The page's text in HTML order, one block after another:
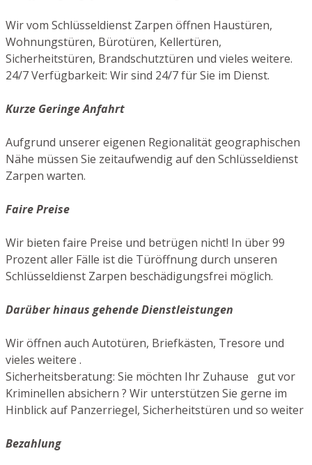
Wir vom Schlüsseldienst Zarpen öffnen Haustüren,
Wohnungstüren, Bürotüren, Kellertüren,
Sicherheitstüren, Brandschutztüren und vieles weitere.
24/7 Verfügbarkeit: Wir sind 24/7 für Sie im Dienst.
Kurze Geringe Anfahrt
Aufgrund unserer eigenen Regionalität geographischen
Nähe müssen Sie zeitaufwendig auf den Schlüsseldienst
Zarpen warten.
Faire Preise
Wir bieten faire Preise und betrügen nicht! In über 99
Prozent aller Fälle ist die Türöffnung durch unseren
Schlüsseldienst Zarpen beschädigungsfrei möglich.
Darüber hinaus gehende Dienstleistungen
Wir öffnen auch Autotüren, Briefkästen, Tresore und
vieles weitere .
Sicherheitsberatung: Sie möchten Ihr Zuhause gut vor
Kriminellen absichern ? Wir unterstützen Sie gerne im
Hinblick auf Panzerriegel, Sicherheitstüren und so weiter
Bezahlung